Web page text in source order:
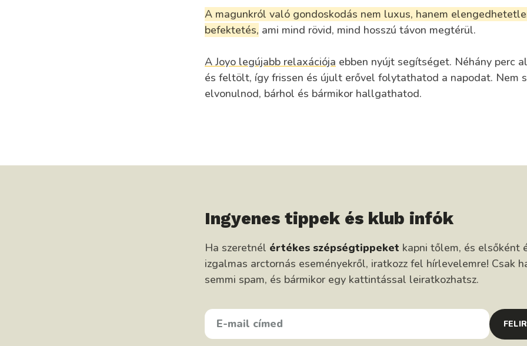
A magunkról való gondoskodás nem luxus, hanem
befektetés, ami mind rövid, mind hosszú távon megtérül.
A Joyo legújabb relaxációja ebben nyújt segítséget. Néhány perc
és feltölt, így frissen és újult erővel folytathatod a napodat. Nem
elvonulnod, bárhol és bármikor hallgathatod.
Ingyenes tippek és klub infók
Ha szeretnél értékes szépségtippeket kapni tőlem, és elsőként
izgalmas arctornás eseményekről, iratkozz fel hírlevelemre! Csak
semmi spam, és bármikor egy kattintással leiratkozhatsz.
E-
MAIL
CÍMED